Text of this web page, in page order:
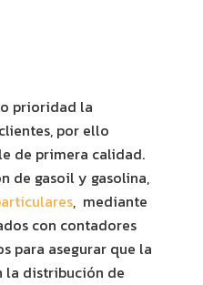
prioridad la
por ello
de primera calidad.
de gasoil y gasolina,
, mediante
con contadores
para asegurar que la
la distribución de